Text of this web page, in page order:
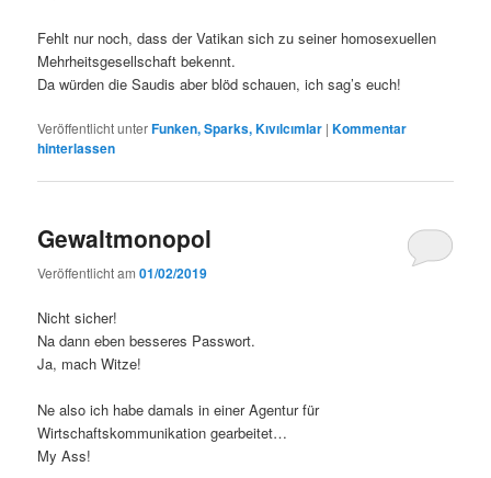
Fehlt nur noch, dass der Vatikan sich zu seiner homosexuellen
Mehrheitsgesellschaft bekennt.
Da würden die Saudis aber blöd schauen, ich sag’s euch!
Veröffentlicht unterFunken, Sparks, Kıvılcımlar |Kommentar
hinterlassen
Gewaltmonopol
Veröffentlicht am01/02/2019
Nicht sicher!
Na dann eben besseres Passwort.
Ja, mach Witze!
Ne also ich habe damals in einer Agentur für
Wirtschaftskommunikation gearbeitet…
My Ass!